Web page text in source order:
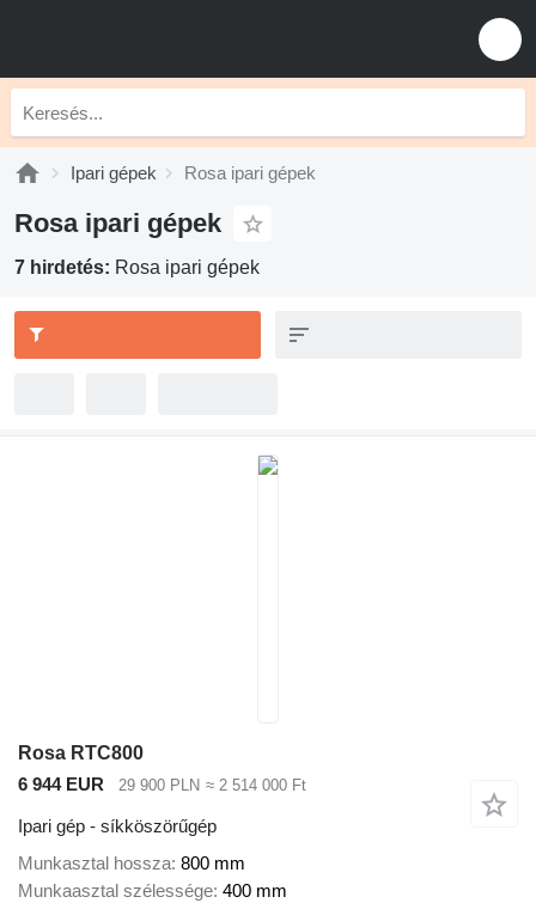
Ipari gépek Rosa ipari gépek
Rosa ipari gépek
7 hirdetés: Rosa ipari gépek
Rosa RTC800
6 944 EUR
29 900 PLN ≈ 2 514 000 Ft
Ipari gép - síkköszörűgép
Munkasztal hossza 800 mm
Munkaasztal szélessége 400 mm